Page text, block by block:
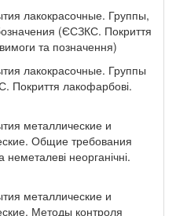
лакокрасочные. Группы,
(ЄСЗКС. Покриття
та позначення)
лакокрасочные. Группы
Покриття лакофарбові.
металлические и
Общие требования
неорганічні.
металлические и
Методы контроля